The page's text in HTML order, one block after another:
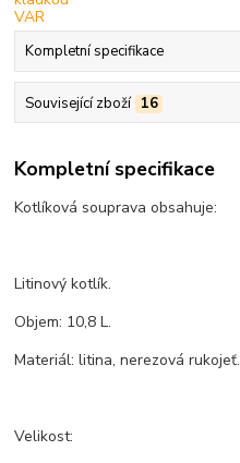
Kompletní specifikace
Související zboží 16
Kompletní specifikace
Kotlíková souprava obsahuje:
Litinový kotlík.
Objem: 10,8 L.
Materiál: litina, nerezová rukojeť.
Velikost: